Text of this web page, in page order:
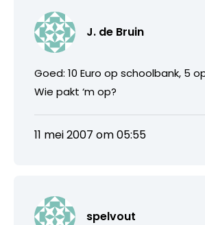
J. de Bruin
Goed: 10 Euro op schoolbank, 5
Wie pakt ‘m op?
11 mei 2007 om 05:55
spelvout